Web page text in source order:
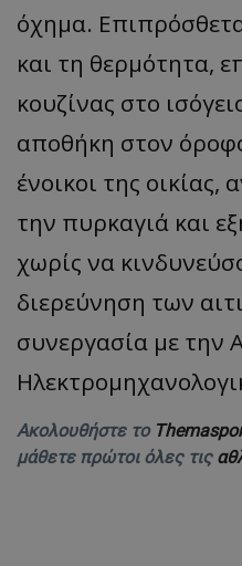
όχημα.
και τη θερμότητα,
κουζίνας στο
αποθήκη στον
ένοικοι της
την πυρκαγιά και
χωρίς να
διερεύνηση των
συνεργασία με την
Ακολουθήστε το
μάθετε πρώτοι όλες τις